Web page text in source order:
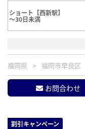
ショート【西新駅】
～30日未満
福岡県 福岡市早良区
お問合わせ
割引キャンペーン